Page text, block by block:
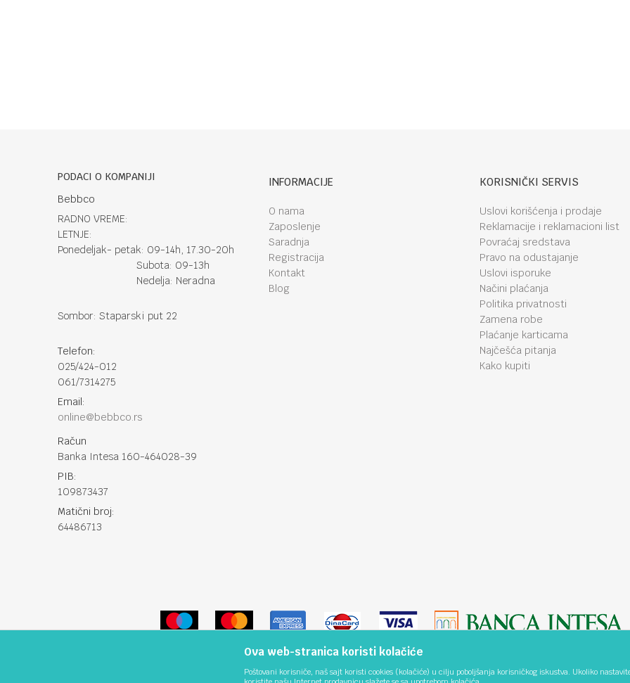
PODACI O KOMPANIJI
Bebbco
RADNO VREME:
LETNJE:
Ponedeljak- petak: 09-14h, 17.30-20h
Subota: 09-13h
Nedelja: Neradna
Sombor: Staparski put 22
Telefon:
025/424-012
061/7314275
Email:
online@bebbco.rs
Račun
Banka Intesa 160-464028-39
PIB:
109873437
Matični broj:
64486713
INFORMACIJE
O nama
Zaposlenje
Saradnja
Registracija
Kontakt
Blog
KORISNIČKI SERVIS
Uslovi korišćenja i prodaje
Reklamacije i reklamacioni list
Povraćaj sredstava
Pravo na odustajanje
Uslovi isporuke
Načini plaćanja
Politika privatnosti
Zamena robe
Plaćanje karticama
Najčešća pitanja
Kako kupiti
Ova web-stranica koristi kolačiće
Poštovani korisniče, naš sajt koristi cookies (kolačiće) u cilju poboljšanja korisničkog iskustva. Ukoliko